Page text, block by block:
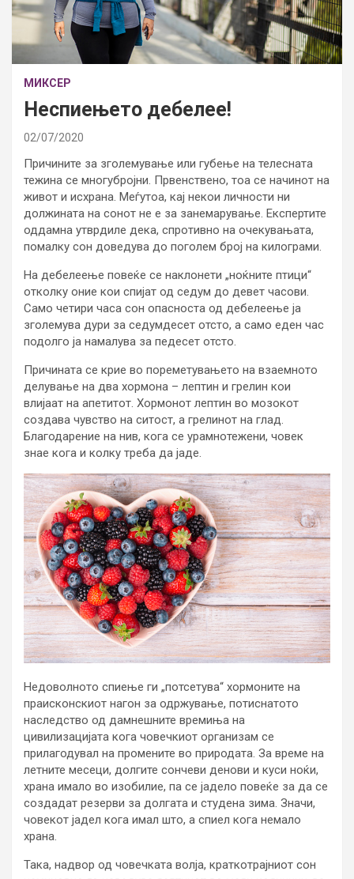
МИКСЕР
Неспиењето дебелее!
02/07/2020
Причините за зголемување или губење на телесната
тежина се многубројни. Првенствено, тоа се начинот на
живот и исхрана. Меѓутоа, кај некои личности ни
должината на сонот не е за занемарување. Експертите
оддамна утврдиле дека, спротивно на очекувањата,
помалку сон доведува до поголем број на килограми.
На дебелеење повеќе се наклонети „ноќните птици“
отколку оние кои спијат од седум до девет часови.
Само четири часа сон опасноста од дебелеење ја
зголемува дури за седумдесет отсто, а само еден час
подолго ја намалува за педесет отсто.
Причината се крие во пореметувањето на взаемното
делување на два хормона – лептин и грелин кои
влијаат на апетитот. Хормонот лептин во мозокот
создава чувство на ситост, а грелинот на глад.
Благодарение на нив, кога се урамнотежени, човек
знае кога и колку треба да јаде.
Недоволното спиење ги „потсетува“ хормоните на
праисконскиот нагон за одржување, потиснатото
наследство од дамнешните времиња на
цивилизацијата кога човечкиот организам се
прилагодувал на промените во природата. За време на
летните месеци, долгите сончеви денови и куси ноќи,
храна имало во изобилие, па се јадело повеќе за да се
создадат резерви за долгата и студена зима. Значи,
човекот јадел кога имал што, а спиел кога немало
храна.
Така, надвор од човечката волја, краткотрајниот сон